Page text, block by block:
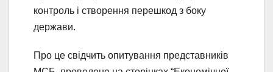
контроль і створення перешкод з боку
держави.
Про це свідчить опитування представників